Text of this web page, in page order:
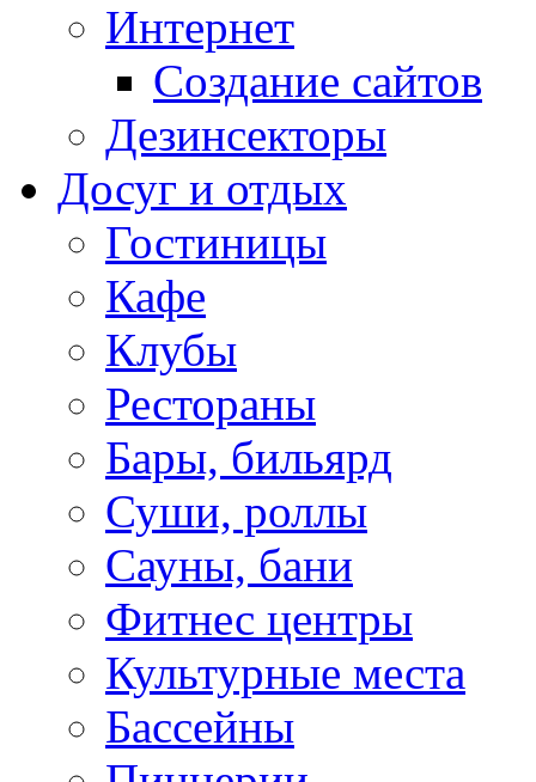
Интернет
Создание сайтов
Дезинсекторы
Досуг и отдых
Гостиницы
Кафе
Клубы
Рестораны
Бары, бильярд
Суши, роллы
Сауны, бани
Фитнес центры
Культурные места
Бассейны